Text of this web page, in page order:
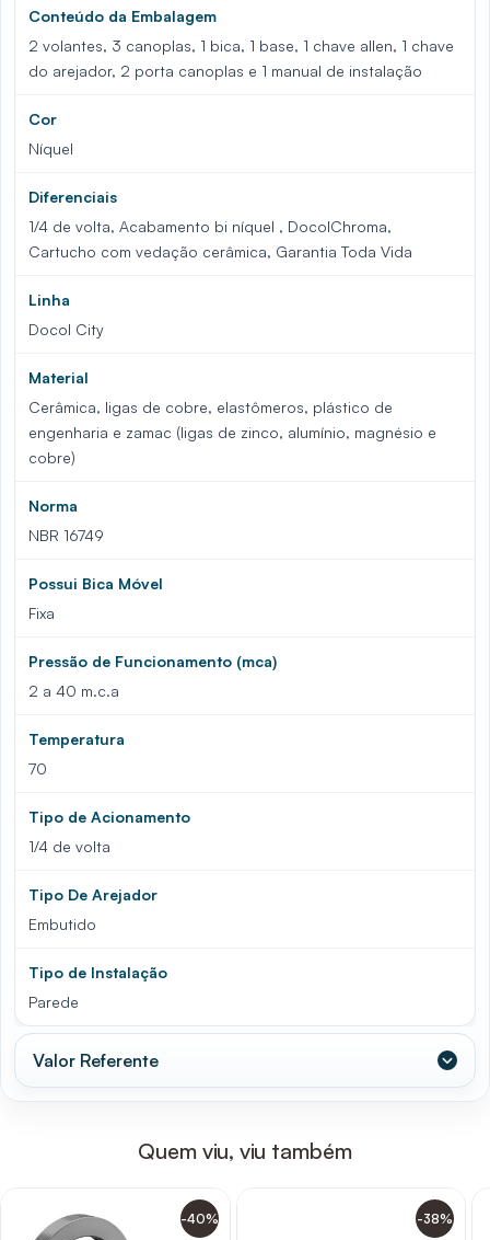
Conteúdo da Embalagem
2 volantes, 3 canoplas, 1 bica, 1 base, 1 chave allen, 1 chave
do arejador, 2 porta canoplas e 1 manual de instalação
Cor
Níquel
Diferenciais
1/4 de volta, Acabamento bi níquel , DocolChroma,
Cartucho com vedação cerâmica, Garantia Toda Vida
Linha
Docol City
Material
Cerâmica, ligas de cobre, elastômeros, plástico de
engenharia e zamac (ligas de zinco, alumínio, magnésio e
cobre)
Norma
NBR 16749
Possui Bica Móvel
Fixa
Pressão de Funcionamento (mca)
2 a 40 m.c.a
Temperatura
70
Tipo de Acionamento
1/4 de volta
Tipo De Arejador
Embutido
Tipo de Instalação
Parede
Valor Referente
Quem viu, viu também
-40% -38%